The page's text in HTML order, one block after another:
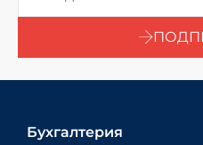
Бухгалтерия